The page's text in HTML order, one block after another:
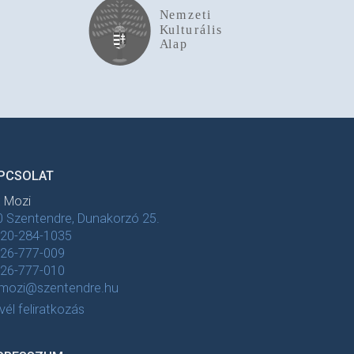
Mozi
Szentendre, Dunakorzó 25.
284-1035
777-009
777-010
feliratkozás